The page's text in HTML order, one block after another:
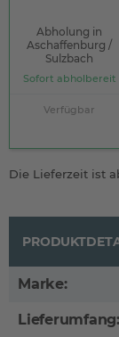
Abholung in
Aschaffenburg /
Sulzbach
Sofort abholbereit
Verfügbar
Die Lieferzeit ist
Marke:
Lieferumfang: